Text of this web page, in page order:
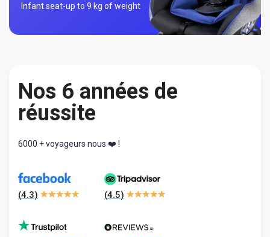
Infant seat-up to 9 kg of weight
Nos 6 années de
réussite
6000 + voyageurs nous ❤️ !
(4.3) (4.5)